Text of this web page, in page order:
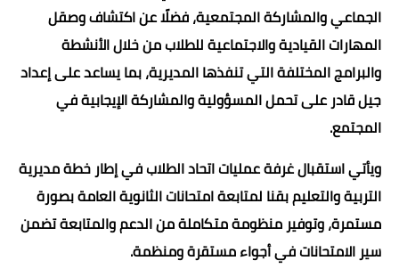
الجماعي والمشاركة المجتمعية، فضلًا عن اكتشاف وصقل
المهارات القيادية والاجتماعية للطلاب من خلال الأنشطة
والبرامج المختلفة التي تنفذها المديرية، بما يساعد على إعداد
جيل قادر على تحمل المسؤولية والمشاركة الإيجابية في
المجتمع.
ويأتي استقبال غرفة عمليات اتحاد الطلاب في إطار خطة مديرية
التربية والتعليم بقنا لمتابعة امتحانات الثانوية العامة بصورة
مستمرة، وتوفير منظومة متكاملة من الدعم والمتابعة تضمن
سير الامتحانات في أجواء مستقرة ومنظمة.